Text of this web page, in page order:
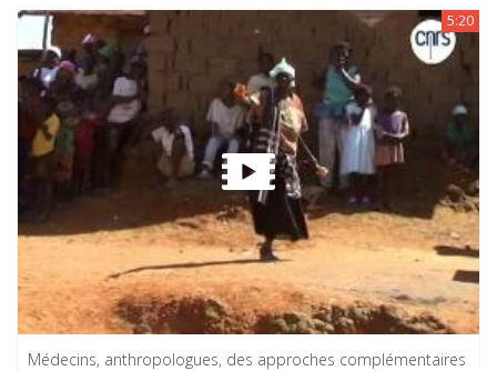
5:20
Médecins, anthropologues, des approches complémentaires